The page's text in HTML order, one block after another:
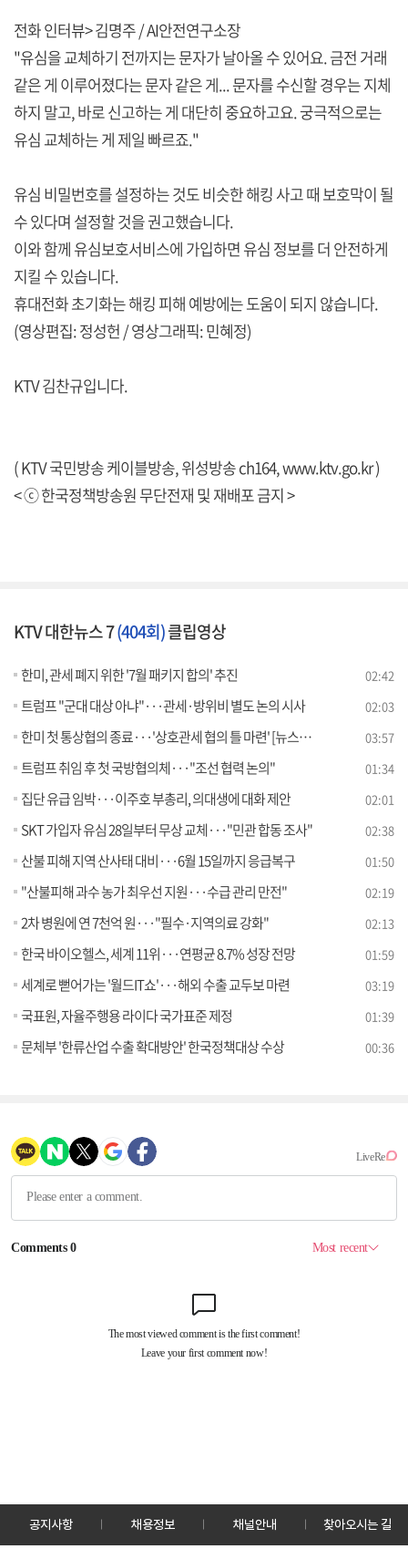
전화 인터뷰> 김명주 / AI안전연구소장
"유심을 교체하기 전까지는 문자가 날아올 수 있어요. 금전 거래
같은 게 이루어졌다는 문자 같은 게... 문자를 수신할 경우는 지체
하지 말고, 바로 신고하는 게 대단히 중요하고요. 궁극적으로는
유심 교체하는 게 제일 빠르죠."
유심 비밀번호를 설정하는 것도 비슷한 해킹 사고 때 보호막이 될
수 있다며 설정할 것을 권고했습니다.
이와 함께 유심보호서비스에 가입하면 유심 정보를 더 안전하게
지킬 수 있습니다.
휴대전화 초기화는 해킹 피해 예방에는 도움이 되지 않습니다.
(영상편집: 정성헌 / 영상그래픽: 민혜정)
KTV 김찬규입니다.
( KTV 국민방송 케이블방송, 위성방송 ch164,www.ktv.go.kr)
< ⓒ 한국정책방송원 무단전재 및 재배포 금지 >
KTV 대한뉴스 7(404회)클립영상
한미, 관세 폐지 위한 '7월 패키지 합의' 추진 02:42
트럼프 "군대 대상 아냐"···관세·방위비 별도 논의 시사 02:03
한미 첫 통상협의 종료···'상호관세 협의 틀 마련' [뉴스의 맥] 03:57
트럼프 취임 후 첫 국방협의체···"조선 협력 논의" 01:34
집단 유급 임박···이주호 부총리, 의대생에 대화 제안 02:01
SKT 가입자 유심 28일부터 무상 교체···"민관 합동 조사" 02:38
산불 피해 지역 산사태 대비···6월 15일까지 응급복구 01:50
"산불피해 과수 농가 최우선 지원···수급 관리 만전" 02:19
2차 병원에 연 7천억 원···"필수·지역의료 강화" 02:13
한국 바이오헬스, 세계 11위···연평균 8.7% 성장 전망 01:59
세계로 뻗어가는 '월드IT쇼'···해외 수출 교두보 마련 03:19
국표원, 자율주행용 라이다 국가표준 제정 01:39
문체부 '한류산업 수출 확대방안' 한국정책대상 수상 00:36
공지사항 채용정보 채널안내 찾아오시는 길